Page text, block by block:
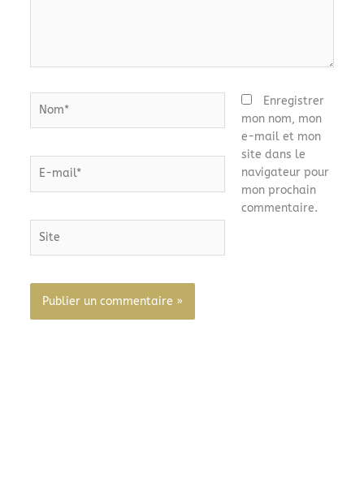
mail*
Enregistrer
mon nom, mon
e-mail et mon
site dans le
navigateur pour
mon prochain
commentaire.